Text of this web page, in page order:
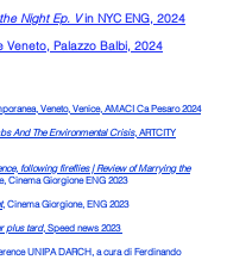
Night Ep. Vin NYC ENG, 2024
Veneto, Palazzo Balbi, 2024
Veneto, Venice, AMACI Ca Pesaro 2024
And The Environmental Crisis, ARTCITY
following fireflies | Review of Marrying the
Cinema Giorgione ENG 2023
, Cinema Giorgione, ENG 2023
plus tard, Speed news 2023
UNIPA DARCH, a cura di Ferdinando